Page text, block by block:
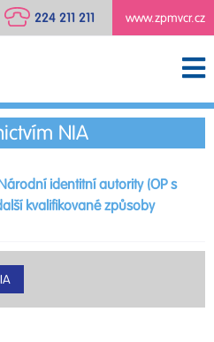
www.zpmvcr.cz
224 211 211
NIA
identitní autority (OP s
kvalifikované způsoby